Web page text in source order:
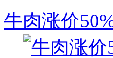
牛肉涨价